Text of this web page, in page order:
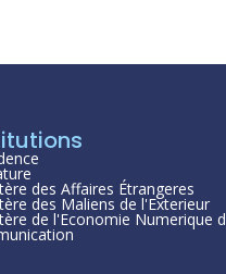
des Affaires Étrangeres
des Maliens de l'Exterieur
de l'Economie Numerique